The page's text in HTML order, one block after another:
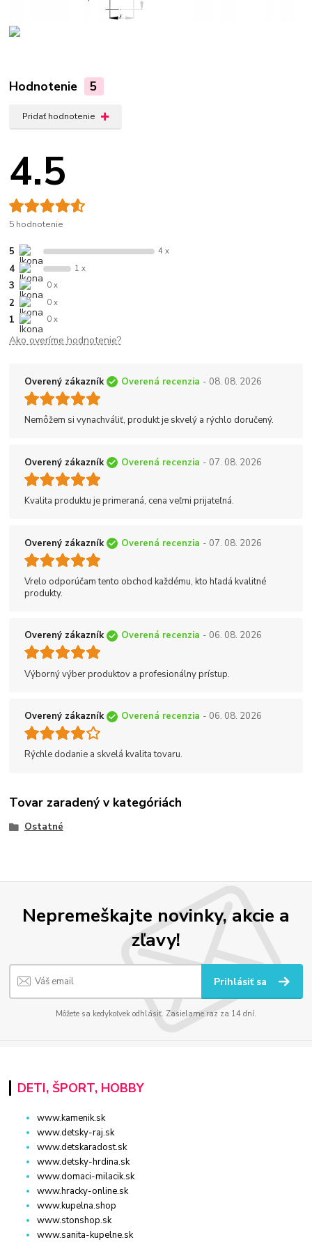
Hodnotenie 5
Pridať hodnotenie
4.5
5 hodnotenie
5 4 x
4 1 x
3 0 x
2 0 x
1 0 x
Ako overíme hodnotenie?
Overený zákazník Overená recenzia - 08. 08. 2026
Nemôžem si vynachváliť, produkt je skvelý a rýchlo doručený.
Overený zákazník Overená recenzia - 07. 08. 2026
Kvalita produktu je primeraná, cena veľmi prijateľná.
Overený zákazník Overená recenzia - 07. 08. 2026
Vrelo odporúčam tento obchod každému, kto hľadá kvalitné
produkty.
Overený zákazník Overená recenzia - 06. 08. 2026
Výborný výber produktov a profesionálny prístup.
Overený zákazník Overená recenzia - 06. 08. 2026
Rýchle dodanie a skvelá kvalita tovaru.
Tovar zaradený v kategóriách
Ostatné
Nepremeškajte novinky, akcie a
zľavy!
Prihlásiť sa
Môžete sa kedykoľvek odhlásiť. Zasielame raz za 14 dní.
DETI, ŠPORT, HOBBY
www.kamenik.sk
www.detsky-raj.sk
www.detskaradost.sk
www.detsky-hrdina.sk
www.domaci-milacik.sk
www.hracky-online.sk
www.kupelna.shop
www.stonshop.sk
www.sanita-kupelne.sk